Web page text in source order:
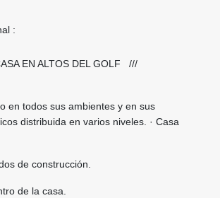
:
EN ALTOS DEL GOLF ///
en todos sus ambientes y en sus
distribuida en varios niveles. · Casa
de construcción.
de la casa.